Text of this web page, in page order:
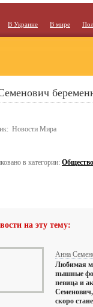
В Украине В мире
Новости Мира
в категории: Общество
на эту тему:
Анна
Любимая
пышные
певица и
скоро